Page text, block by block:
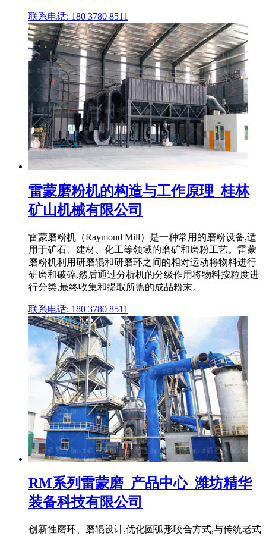
联系电话: 180 3780 8511
雷蒙磨粉机的构造与工作原理_桂林
矿山机械有限公司
雷蒙磨粉机（Raymond Mill）是一种常用的磨粉设备,适
用于矿石、建材、化工等领域的磨矿和磨粉工艺。雷蒙
磨粉机利用研磨辊和研磨环之间的相对运动将物料进行
研磨和破碎,然后通过分析机的分级作用将物料按粒度进
行分类,最终收集和提取所需的成品粉末。
联系电话: 180 3780 8511
RM系列雷蒙磨_产品中心_潍坊精华
装备科技有限公司
创新性磨环、磨辊设计,优化圆弧形咬合方式,与传统老式